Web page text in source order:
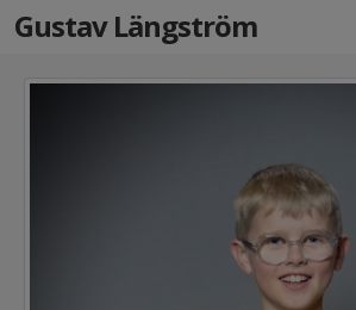
Gustav Längström